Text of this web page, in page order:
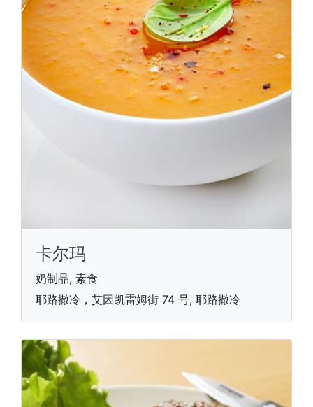
卡尔玛
奶制品, 素食
耶路撒冷，艾因凯雷姆街 74 号, 耶路撒冷